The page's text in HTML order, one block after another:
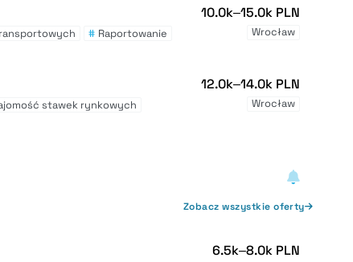
# Raportowanie
10.0k–15.0k PLN
Wrocław
stawek rynkowych
12.0k–14.0k PLN
Wrocław
Zobacz wszystkie oferty
6.5k–8.0k PLN